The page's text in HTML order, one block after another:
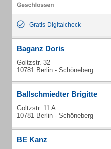
Gratis-Digitalcheck
Baganz Doris
Goltzstr. 32
10781 Berlin - Schöneberg
Ballschmiedter Brigitte
Goltzstr. 11 A
10781 Berlin - Schöneberg
BE Kanz